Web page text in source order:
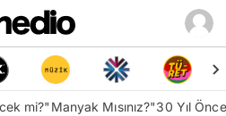
mi?"Manyak Mısınız?"30 Yıl